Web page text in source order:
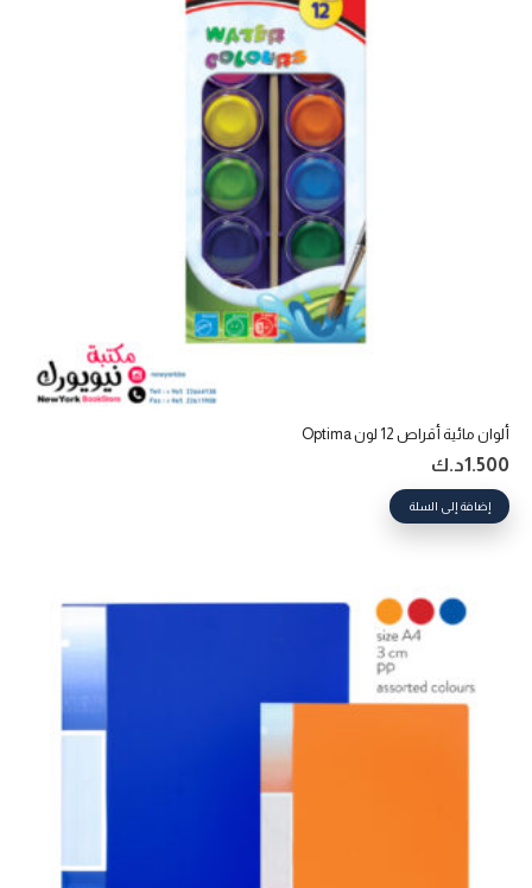
ألوان مائية أقراص 12 لون Optima
1.500د.ك
إضافة إلى السلة